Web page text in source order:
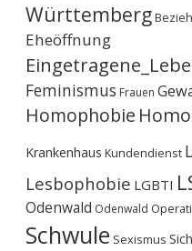
Württemberg
Eheöffnung
Feminismus Frauen
Homophobie
Krankenhaus Kundendienst
Lesbophobie LGBTI
Odenwald Odenwald
Schwule Sexismus